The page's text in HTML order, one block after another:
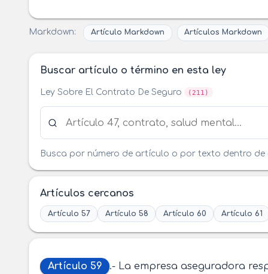
Markdown: Artículo Markdown Artículos Markdown
Buscar artículo o término en esta ley
Ley Sobre El Contrato De Seguro (211)
Busca por número de artículo o por texto dentro de
Artículos cercanos
Artículo 57 Artículo 58 Artículo 60 Artículo 61
Artículo 59 .- La empresa aseguradora